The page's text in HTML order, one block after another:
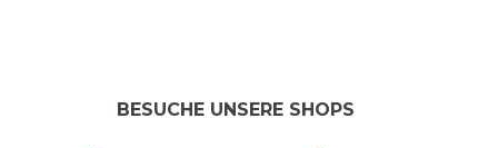
BESUCHE UNSERE SHOPS